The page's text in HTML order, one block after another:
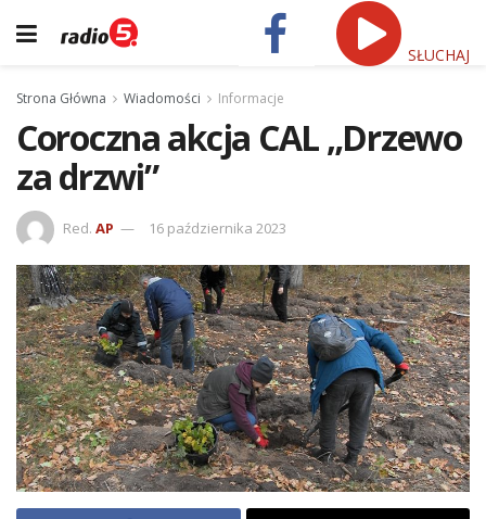
SŁUCHAJ
Strona Główna Wiadomości Informacje
Coroczna akcja CAL „Drzewo
za drzwi”
Red. AP 16 października 2023